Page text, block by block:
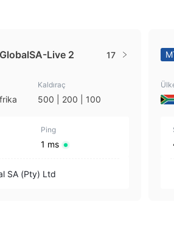
Live 2 17
Kaldıraç
500 | 200 | 100
Ping
1 ms
SA (Pty) Ltd